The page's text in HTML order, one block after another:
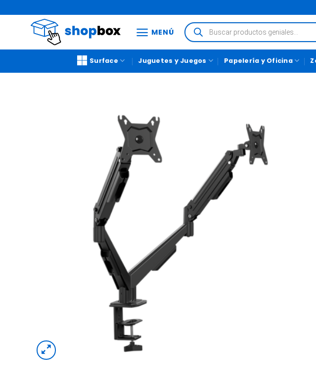
MENÚ
Surface Juguetes y Juegos Papelería y Oficina